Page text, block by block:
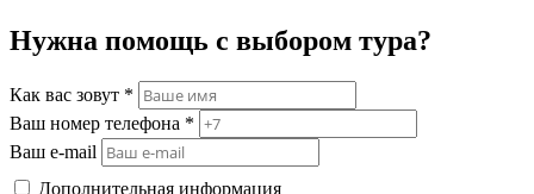
Нужна помощь с выбором тура?
Как вас зовут *
Ваш номер телефона *
Ваш e-mail
Дополнительная информация